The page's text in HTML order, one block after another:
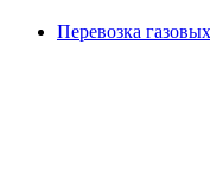
Перевозка